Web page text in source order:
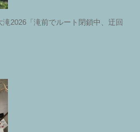
滝2026「滝前でルート閉鎖中、迂回